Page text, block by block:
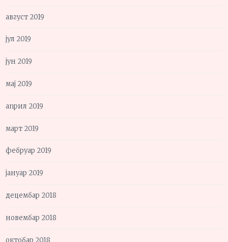
август 2019
јул 2019
јун 2019
мај 2019
април 2019
март 2019
фебруар 2019
јануар 2019
децембар 2018
новембар 2018
октобар 2018